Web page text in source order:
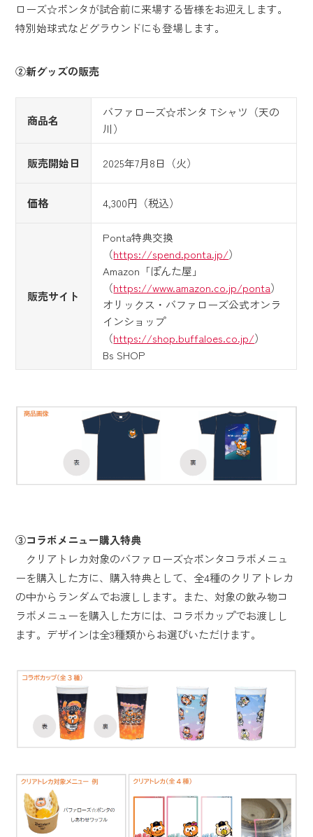
ローズ☆ポンタが試合前に来場する皆様をお迎えします。
特別始球式などグラウンドにも登場します。
②新グッズの販売
商品名
バファローズ☆ポンタ Tシャツ（天の
川）
販売開始日 2025年7月8日（火）
価格 4,300円（税込）
販売サイト
Ponta特典交換
（https://spend.ponta.jp/）
Amazon「ぽんた屋」
（https://www.amazon.co.jp/ponta）
オリックス・バファローズ公式オンラ
インショップ
（https://shop.buffaloes.co.jp/）
Bs SHOP
③コラボメニュー購入特典
クリアトレカ対象のバファローズ☆ポンタコラボメニュ
ーを購入した方に、購入特典として、全4種のクリアトレカ
の中からランダムでお渡しします。また、対象の飲み物コ
ラボメニューを購入した方には、コラボカップでお渡しし
ます。デザインは全3種類からお選びいただけます。